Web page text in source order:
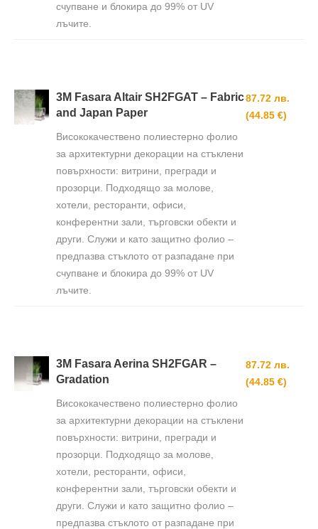
счупване и блокира до 99% от UV
лъчите.
3M Fasara Altair SH2FGAT – Fabric
and Japan Paper
Висококачествено полиестерно фолио
за архитектурни декорации на стъклени
повърхности: витрини, прегради и
прозорци. Подходящо за молове,
хотели, ресторанти, офиси,
конферентни зали, търговски обекти и
други. Служи и като защитно фолио –
предпазва стъклото от разпадане при
счупване и блокира до 99% от UV
лъчите.
87.72 лв.
(44.85 €)
3M Fasara Aerina SH2FGAR –
Gradation
Висококачествено полиестерно фолио
за архитектурни декорации на стъклени
повърхности: витрини, прегради и
прозорци. Подходящо за молове,
хотели, ресторанти, офиси,
конферентни зали, търговски обекти и
други. Служи и като защитно фолио –
предпазва стъклото от разпадане при
87.72 лв.
(44.85 €)